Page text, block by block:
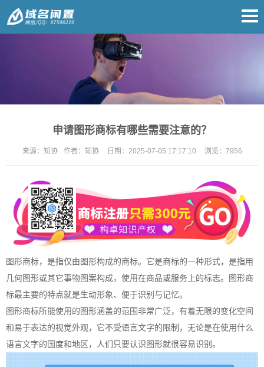
申请图形商标有哪些需要注意的？
来源： 知协 作者： 知协 日期： 2025-07-05 17:17:10 浏览： 7956
图形商标，是指仅由图形构成的商标。它是商标的一种形式，是指用
几何图形或其它事物图案构成，使用在商品或服务上的标志。图形商
标最主要的特点就是生动形象、便于识别与记忆。
图形商标所能使用的图形涵盖的范围非常广泛，有着无限的变化空间
和易于表达的视觉外观，它不受语言文字的限制，无论是在使用什么
语言文字的国度和地区，人们只要认识图形就很容易识别。